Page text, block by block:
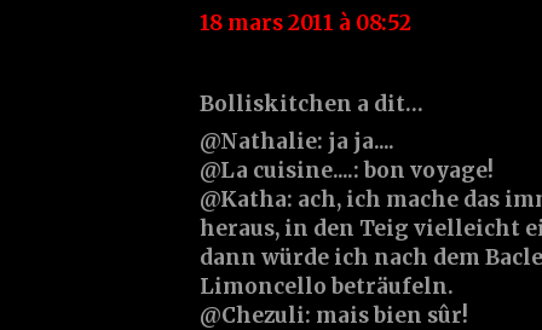
18 mars 2011 à 08:52
Bolliskitchen a dit…
@Nathalie: ja ja....
@La cuisine....: bon voyage!
@Katha: ach, ich mache das
heraus, in den Teig vielleicht
dann würde ich nach dem
Limoncello beträufeln.
@Chezuli: mais bien sûr!